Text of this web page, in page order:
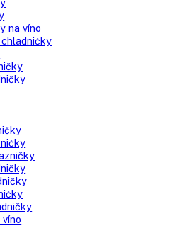
chladničky
na víno
chladničky